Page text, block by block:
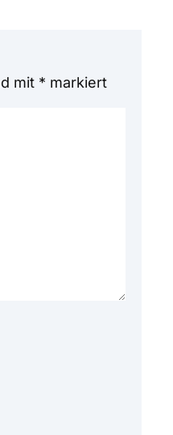
mit * markiert